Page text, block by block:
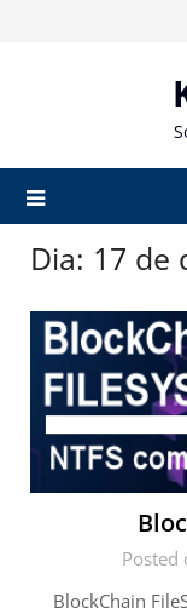
Dia: 17 de
Posted
BlockChain